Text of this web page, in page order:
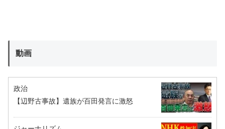
動画
政治
【辺野古事故】遺族が百田発言に激怒